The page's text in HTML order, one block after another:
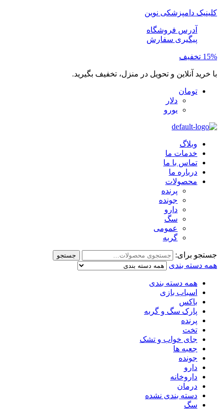
کلینیک دامپزشکی نوین
آدرس فروشگاه
پیگیری سفارش
15% تخفیف
با خرید آنلاین و تحویل در منزل، تخفیف بگیرید.
تومان
دلار
یورو
وبلاگ
خدمات ما
تماس با ما
درباره ما
محصولات
پرنده
جونده
دارو
سگ
عمومی
گربه
جستجو برای: جستجو
همه دسته بندی
همه دسته بندی
اسباب بازی
باکس
پارک سگ و گربه
پرنده
تخت
جای خواب و تشک
جعبه ها
جونده
دارو
داروخانه
درمان
دسته بندی نشده
سگ